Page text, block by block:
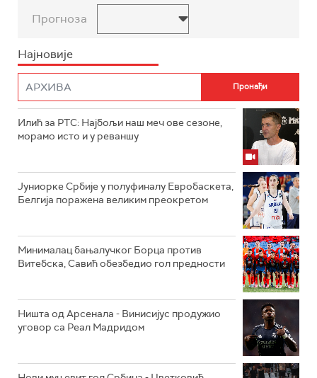
Прогноза
Најновије
Илић за РТС: Најбољи наш меч ове сезоне,
морамо исто и у реваншу
Јуниорке Србије у полуфиналу Евробаскета,
Белгија поражена великим преокретом
Минималац бањалучког Борца против
Витебска, Савић обезбедио гол предности
Ништа од Арсенала - Винисијус продужио
уговор са Реал Мадридом